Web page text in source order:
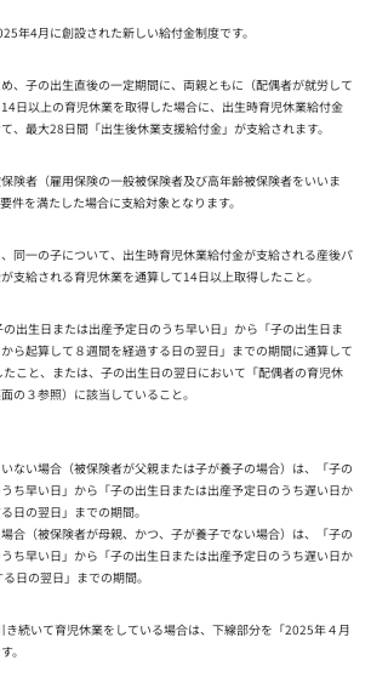
年4月に創設された新しい給付金制度です。
、子の出生直後の一定期間に、両親ともに（配偶者が就労して
日以上の育児休業を取得した場合に、出生時育児休業給付金
、最大28日間「出生後休業支援給付金」が支給されます。
険者（雇用保険の一般被保険者及び高年齢被保険者をいいま
を満たした場合に支給対象となります。
一の子について、出生時育児休業給付金が支給される産後パ
支給される育児休業を通算して14日以上取得したこと。
出生日または出産予定日のうち早い日」から「子の出生日ま
ら起算して８週間を経過する日の翌日」までの期間に通算して
こと、または、子の出生日の翌日において「配偶者の育児休
の３参照）に該当していること。
ない場合（被保険者が父親または子が養子の場合）は、「子の
ち早い日」から「子の出生日または出産予定日のうち遅い日か
日の翌日」までの期間。
合（被保険者が母親、かつ、子が養子でない場合）は、「子の
ち早い日」から「子の出生日または出産予定日のうち遅い日か
日の翌日」までの期間。
続いて育児休業をしている場合は、下線部分を「2025年４月
。